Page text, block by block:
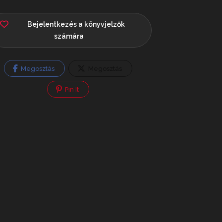
Bejelentkezés a könyvjelzők
számára
Megosztás
Pin It